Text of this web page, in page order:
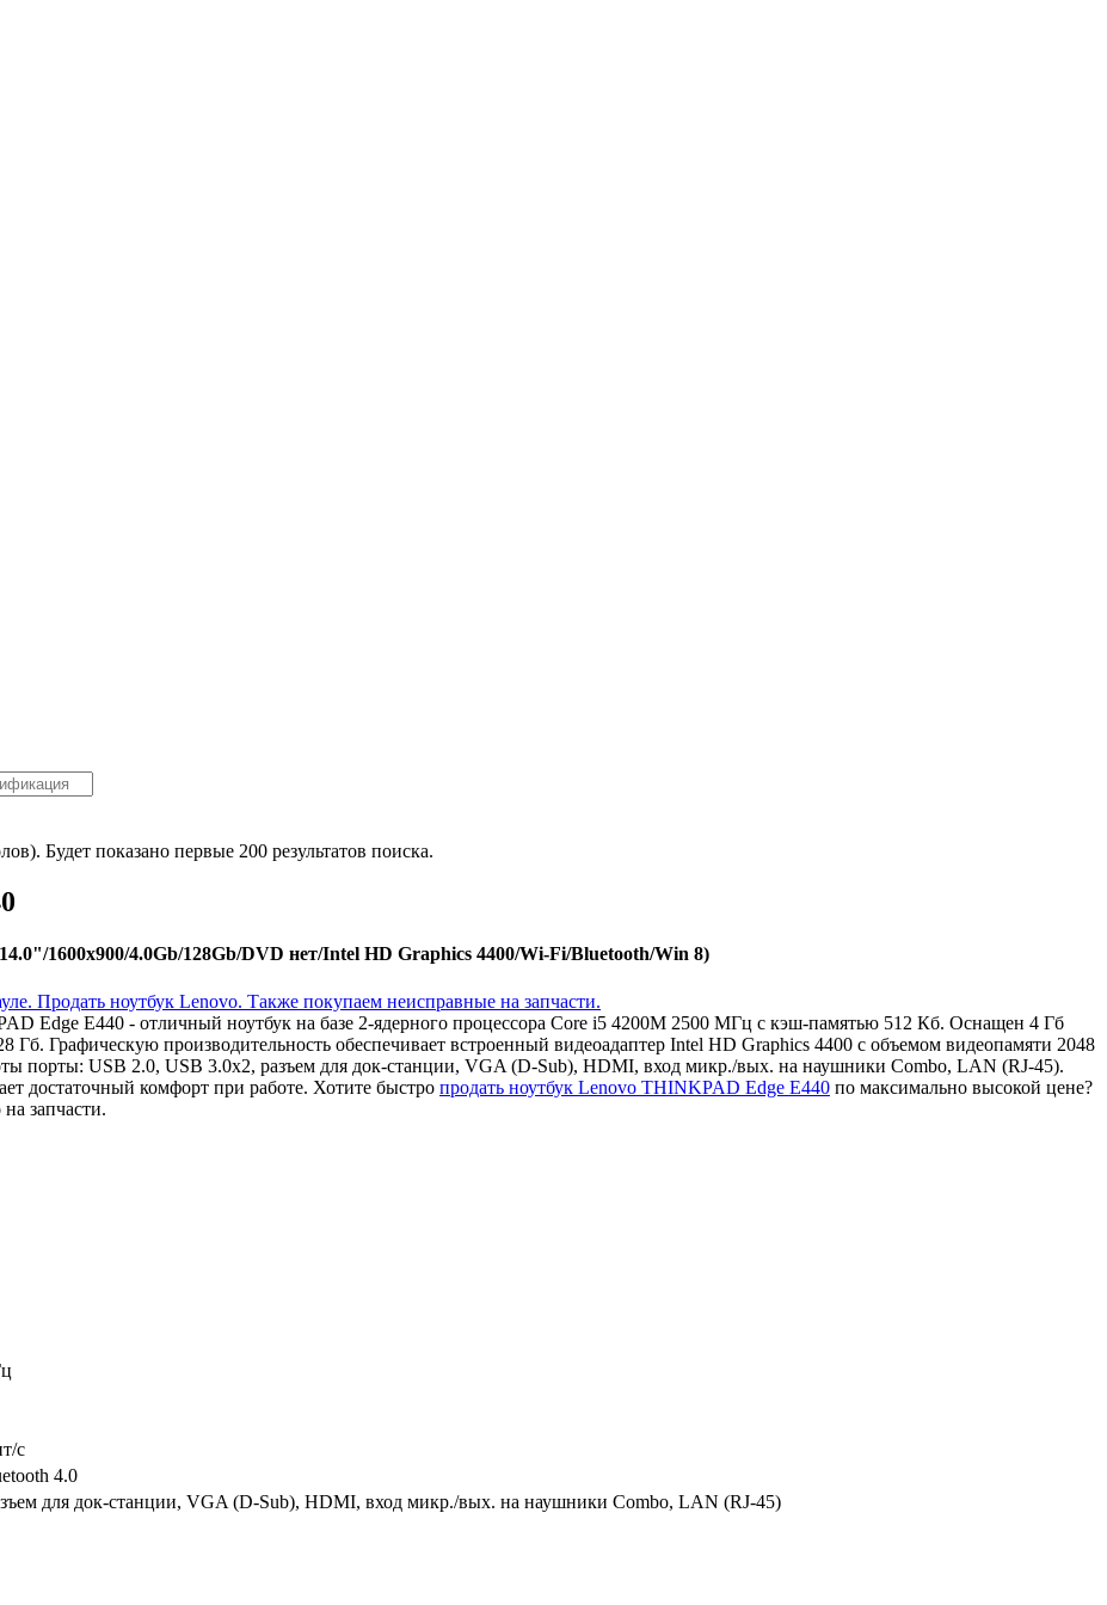
Будет показано первые 200 результатов поиска.
1600x900/4.0Gb/128Gb/DVD нет/Intel HD Graphics 4400/Wi-Fi/Bluetooth/Win 8)
Edge E440 - отличный ноутбук на базе 2-ядерного процессора Core i5 4200M 2500 МГц с кэш-памятью 512 Кб. Оснащен 4 Гб
Графическую производительность обеспечивает встроенный видеоадаптер Intel HD Graphics 4400 с объемом видеопамяти 2048
порты: USB 2.0, USB 3.0x2, разъем для док-станции, VGA (D-Sub), HDMI, вход микр./вых. на наушники Combo, LAN (RJ-45).
достаточный комфорт при работе. Хотите быстро продать ноутбук Lenovo THINKPAD Edge E440 по максимально высокой цене?
запчасти.
c
4.0
для док-станции, VGA (D-Sub), HDMI, вход микр./вых. на наушники Combo, LAN (RJ-45)